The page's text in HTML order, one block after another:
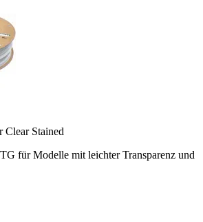
Stained
für Modelle mit leichter Transparenz und